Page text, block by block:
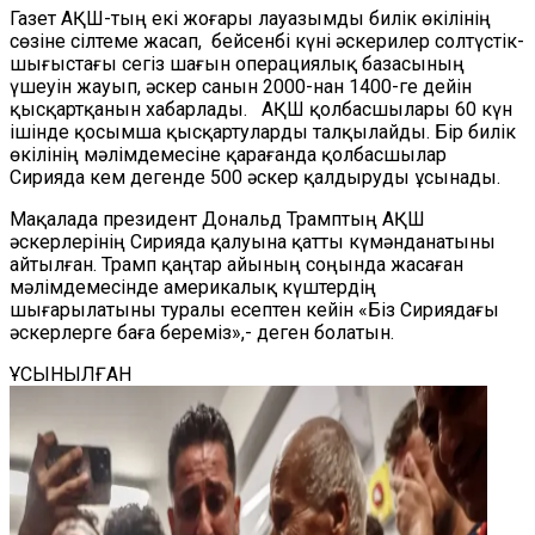
Газет АҚШ-тың екі жоғары лауазымды билік өкілінің
сөзіне сілтеме жасап, бейсенбі күні әскерилер солтүстік-
шығыстағы сегіз шағын операциялық базасының
үшеуін жауып, әскер санын 2000-нан 1400-ге дейін
қысқартқанын хабарлады. АҚШ қолбасшылары 60 күн
ішінде қосымша қысқартуларды талқылайды. Бір билік
өкілінің мәлімдемесіне қарағанда қолбасшылар
Сирияда кем дегенде 500 әскер қалдыруды ұсынады.
Мақалада президент Дональд Трамптың АҚШ
әскерлерінің Сирияда қалуына қатты күмәнданатыны
айтылған. Трамп қаңтар айының соңында жасаған
мәлімдемесінде америкалық күштердің
шығарылатыны туралы есептен кейін «Біз Сириядағы
әскерлерге баға береміз»,- деген болатын.
ҰСЫНЫЛҒАН